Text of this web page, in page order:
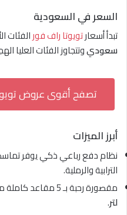
السعر في السعودية
تبدأ أسعارتويوتا راف فورالفئات
سعوديوتتجاوز الفئات العليا
تصفح أقوى عروض
أبرز الميزات
نظام دفع رباعي ذكي يوفر
الترابية والرملية.
مقصورة رحبة بـ 5 مقاعد كاملة مع خزان وقود كبير يتسع لـ
لتر.